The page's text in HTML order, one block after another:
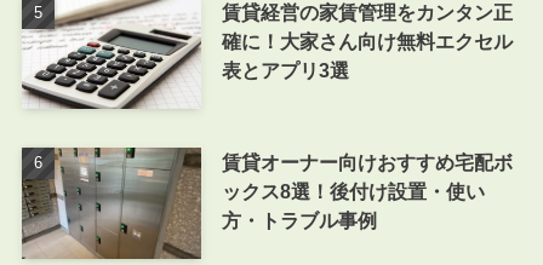
賃貸経営の家賃管理をカンタン正
確に！大家さん向け無料エクセル
表とアプリ3選
賃貸オーナー向けおすすめ宅配ボ
ックス8選！後付け設置・使い
方・トラブル事例